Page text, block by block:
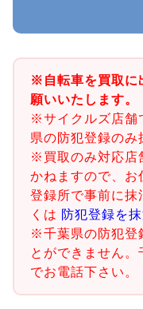
※自転車を買取に
願いいたします。
※サイクルズ店舗
県の防犯登録のみ
※買取のみ対応店
かねますので、お
登録所で事前に抹
くは 防犯登録を
※千葉県の防犯登
とができません
でお電話下さい。